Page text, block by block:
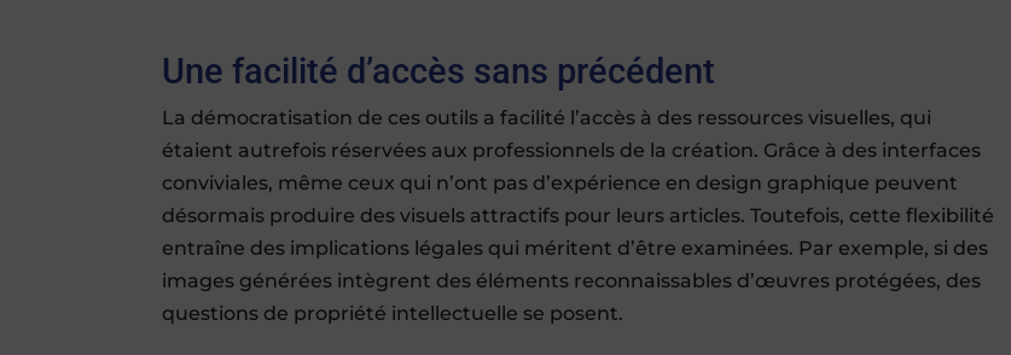
Une facilité d’accès sans précédent
La démocratisation de ces outils a facilité l’accès à des ressources visuelles, qui
étaient autrefois réservées aux professionnels de la création. Grâce à des interfaces
conviviales, même ceux qui n’ont pas d’expérience en design graphique peuvent
désormais produire des visuels attractifs pour leurs articles. Toutefois, cette flexibilité
entraîne des implications légales qui méritent d’être examinées. Par exemple, si des
images générées intègrent des éléments reconnaissables d’œuvres protégées, des
questions de propriété intellectuelle se posent.